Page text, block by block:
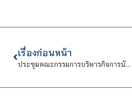
เรื่องก่อนหน้า
ประชุมคณะกรรมการบริหารกิจการนักเรียนนักศึกษา